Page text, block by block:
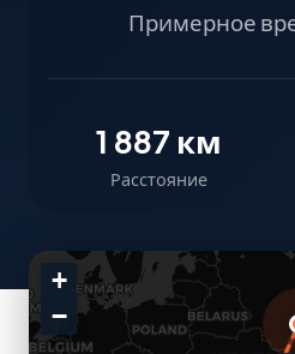
Примерное
1 887 км
Расстояние
+
−